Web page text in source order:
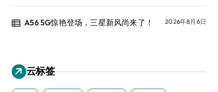
A56 5G惊艳登场，三星新风尚来了！ 2026年8月6日
云标签